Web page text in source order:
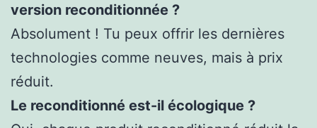
version reconditionnée ?
Absolument ! Tu peux offrir les dernières
technologies comme neuves, mais à prix
réduit.
Le reconditionné est-il écologique ?